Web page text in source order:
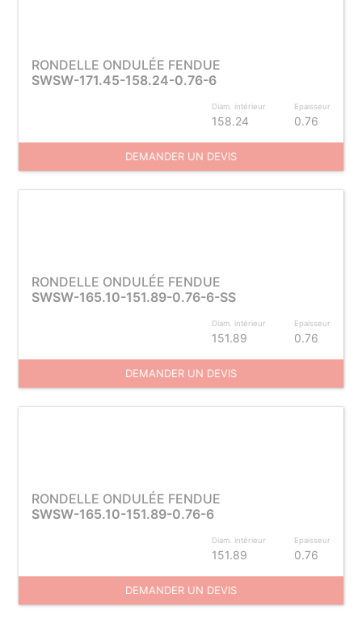
RONDELLE ONDULÉE FENDUE
SWSW-171.45-158.24-0.76-6
Diam. intérieur
158.24
Epaisseur
0.76
DEMANDER UN DEVIS
RONDELLE ONDULÉE FENDUE
SWSW-165.10-151.89-0.76-6-SS
Diam. intérieur
151.89
Epaisseur
0.76
DEMANDER UN DEVIS
RONDELLE ONDULÉE FENDUE
SWSW-165.10-151.89-0.76-6
Diam. intérieur
151.89
Epaisseur
0.76
DEMANDER UN DEVIS